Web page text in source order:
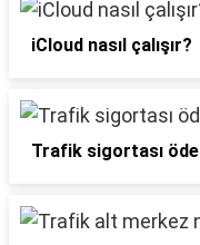
iCloud nasıl çalışır?
Trafik sigortası